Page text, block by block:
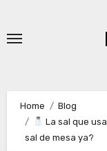
content
Home
Blog
La sal que
sal de mesa ya?